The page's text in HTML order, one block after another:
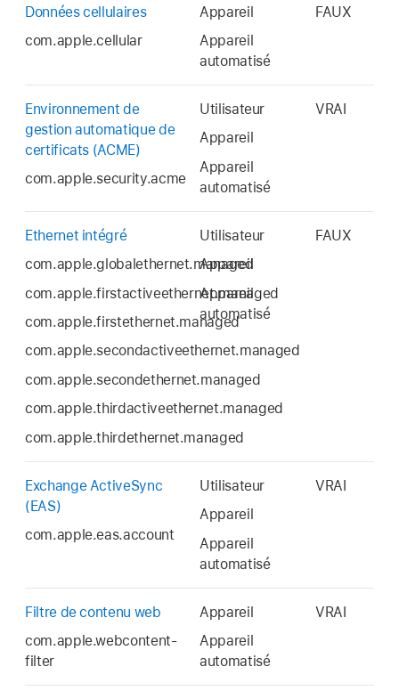
Données cellulaires
com.apple.cellular
Appareil
Appareil
automatisé
FAUX
Environnement de
gestion automatique de
certificats (ACME)
com.apple.security.acme
Utilisateur
Appareil
Appareil
automatisé
VRAI
Ethernet intégré
com.apple.globalethernet.managed
com.apple.firstactiveethernet.managed
com.apple.firstethernet.managed
com.apple.secondactiveethernet.managed
com.apple.secondethernet.managed
com.apple.thirdactiveethernet.managed
com.apple.thirdethernet.managed
Utilisateur
Appareil
Appareil
automatisé
FAUX
Exchange ActiveSync
(EAS)
com.apple.eas.account
Utilisateur
Appareil
Appareil
automatisé
VRAI
Filtre de contenu web
com.apple.webcontent-
filter
Appareil
Appareil
automatisé
VRAI